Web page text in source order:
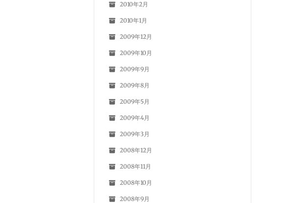
2010年2月
2010年1月
2009年12月
2009年10月
2009年9月
2009年8月
2009年5月
2009年4月
2009年3月
2008年12月
2008年11月
2008年10月
2008年9月